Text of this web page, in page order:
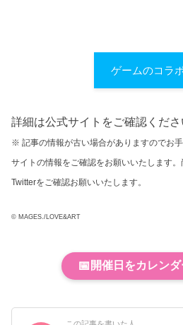
ゲームのコラ
詳細は公式サイトをご確認くださ
※ 記事の情報が古い場合がありますのでお
サイトの情報をご確認をお願いいたします
Twitterをご確認お願いいたします。
© MAGES./LOVE&ART
📅 開催日をカレン